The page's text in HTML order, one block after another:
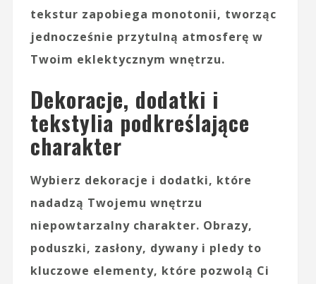
tekstur zapobiega monotonii, tworząc
jednocześnie przytulną atmosferę w
Twoim eklektycznym wnętrzu.
Dekoracje, dodatki i
tekstylia podkreślające
charakter
Wybierz dekoracje i dodatki, które
nadadzą Twojemu wnętrzu
niepowtarzalny charakter. Obrazy,
poduszki, zasłony, dywany i pledy to
kluczowe elementy, które pozwolą Ci